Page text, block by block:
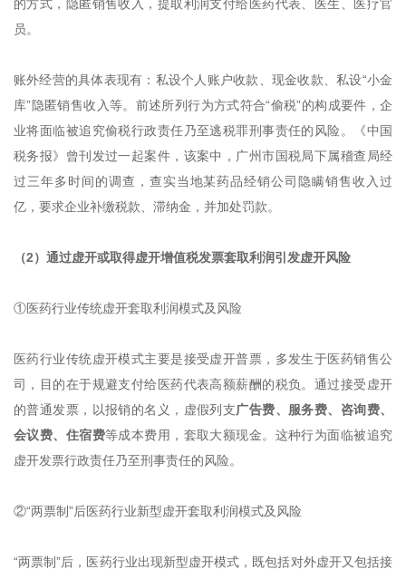
的方式，隐匿销售收入，提取利润支付给医药代表、医生、医疗官
员。
账外经营的具体表现有：私设个人账户收款、现金收款、私设“小金
库”隐匿销售收入等。前述所列行为方式符合“偷税”的构成要件，企
业将面临被追究偷税行政责任乃至逃税罪刑事责任的风险。《中国
税务报》曾刊发过一起案件，该案中，广州市国税局下属稽查局经
过三年多时间的调查，查实当地某药品经销公司隐瞒销售收入过
亿，要求企业补缴税款、滞纳金，并加处罚款。
（2）通过虚开或取得虚开增值税发票套取利润引发虚开风险
①医药行业传统虚开套取利润模式及风险
医药行业传统虚开模式主要是接受虚开普票，多发生于医药销售公
司，目的在于规避支付给医药代表高额薪酬的税负。通过接受虚开
的普通发票，以报销的名义，虚假列支广告费、服务费、咨询费、
会议费、住宿费等成本费用，套取大额现金。这种行为面临被追究
虚开发票行政责任乃至刑事责任的风险。
②“两票制”后医药行业新型虚开套取利润模式及风险
“两票制”后，医药行业出现新型虚开模式，既包括对外虚开又包括接